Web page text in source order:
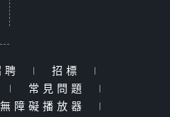
聘 | 招標
|
| 常見問題
|
無障礙播放器
|